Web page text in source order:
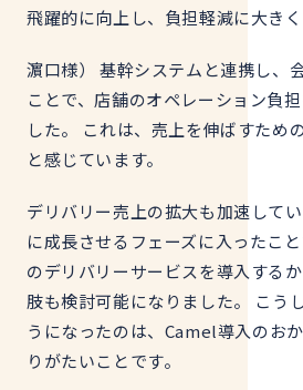
飛躍的に向上し、負担軽減に大きく
濵口様） 基幹システムと連携し、
ことで、店舗のオペレーション負
した。 これは、売上を伸ばすため
と感じています。
デリバリー売上の拡大も加速して
に成長させるフェーズに入ったこ
のデリバリーサービスを導入する
肢も検討可能になりました。 こう
うになったのは、Camel導入のお
りがたいことです。